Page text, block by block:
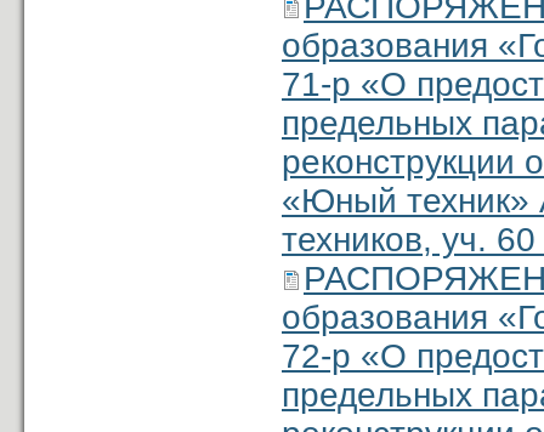
образования
71-р «О
предельных
реконструкции
«Юный техник»
техников, уч.
образования
72-р «О
предельных